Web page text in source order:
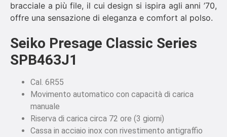
bracciale a più file, il cui design si ispira agli anni ’70,
offre una sensazione di eleganza e comfort al polso.
Seiko Presage Classic Series
SPB463J1
Cal. 6R55
Movimento automatico con capacità di carica
manuale
Riserva di carica circa 72 ore (3 giorni)
Cassa in acciaio inox con rivestimento antigraffio